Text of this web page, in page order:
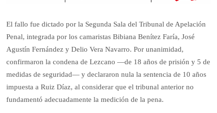
El fallo fue dictado por la Segunda Sala del Tribunal de Apelación
Penal, integrada por los camaristas Bibiana Benítez Faría, José
Agustín Fernández y Delio Vera Navarro. Por unanimidad,
confirmaron la condena de Lezcano —de 18 años de prisión y 5 de
medidas de seguridad— y declararon nula la sentencia de 10 años
impuesta a Ruiz Díaz, al considerar que el tribunal anterior no
fundamentó adecuadamente la medición de la pena.